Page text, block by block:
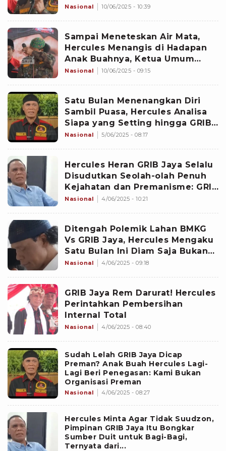
GRIB Jaya yang Sebenarnya
Nasional 10/06/2025 - 10:39
Sampai Meneteskan Air Mata,
Hercules Menangis di Hadapan
Anak Buahnya, Ketua Umum
GRIB Jaya Itu Bilang...
Nasional 10/06/2025 - 09:15
Satu Bulan Menenangkan Diri
Sambil Puasa, Hercules Analisa
Siapa yang Setting hingga GRIB
Jaya Disudutkan Terus-Menerus:
Nasional 5/06/2025 - 08:17
Hercules Heran GRIB Jaya Selalu
Disudutkan Seolah-olah Penuh
Kejahatan dan Premanisme: GRIB
Terus, Grab-GRIB Grab-GRIB!
Nasional 4/06/2025 - 10:21
Ditengah Polemik Lahan BMKG
Vs GRIB Jaya, Hercules Mengaku
Satu Bulan Ini Diam Saja Bukan
Karena Takut: Saya Menganalisa
Nasional 4/06/2025 - 09:18
GRIB Jaya Rem Darurat! Hercules
Perintahkan Pembersihan
Internal Total
Nasional 4/06/2025 - 08:40
Sudah Lelah GRIB Jaya Dicap
Preman? Anak Buah Hercules Lagi-
Lagi Beri Penegasan: Kami Bukan
Organisasi Preman
Nasional 4/06/2025 - 08:27
Hercules Minta Agar Tidak Suudzon,
Pimpinan GRIB Jaya Itu Bongkar
Sumber Duit untuk Bagi-Bagi,
Ternyata dari...